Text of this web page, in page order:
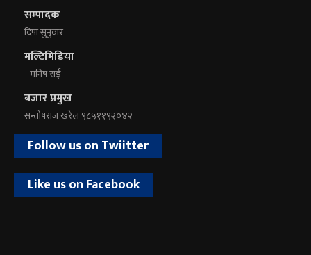
सम्पादक
दिपा सुनुवार
मल्टिमिडिया
- मनिष राई
बजार प्रमुख
सन्तोषराज खरेल ९८५११९२०४२
Follow us on Twiitter
Like us on Facebook